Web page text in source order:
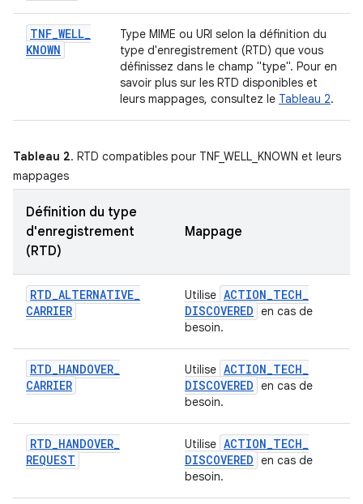
TNF_WELL_
KNOWN
Type MIME ou URI selon la définition du
type d'enregistrement (RTD) que vous
définissez dans le champ "type". Pour en
savoir plus sur les RTD disponibles et
leurs mappages, consultez le Tableau 2.
Tableau 2. RTD compatibles pour TNF_WELL_KNOWN et leurs
mappages
Définition du type
d'enregistrement
(RTD)
Mappage
RTD_ALTERNATIVE_
CARRIER
Utilise ACTION_TECH_
DISCOVERED en cas de
besoin.
RTD_HANDOVER_
CARRIER
Utilise ACTION_TECH_
DISCOVERED en cas de
besoin.
RTD_HANDOVER_
REQUEST
Utilise ACTION_TECH_
DISCOVERED en cas de
besoin.